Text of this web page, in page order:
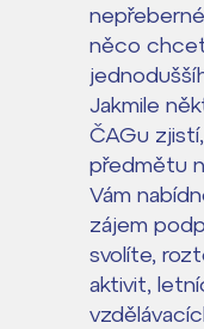
něco
Jakmile
ČAGu
předmětu
Vám
zájem
svolíte,
aktivit,